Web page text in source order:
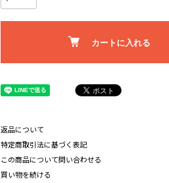
カートに入れる
返品について
特定商取引法に基づく表記
この商品について問い合わせる
買い物を続ける